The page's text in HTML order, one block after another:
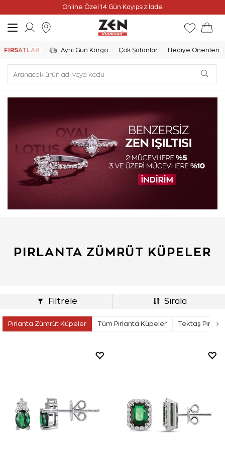
Online Özel Ücretsiz ve Sigortalı Teslimat
FIRSATLAR Aynı Gün Kargo Çok Satanlar Hediye Önerileri
PIRLANTA ZÜMRÜT KÜPELER
Filtrele Sırala
Tüm Pırlanta Küpeler Tektaş
Pırlanta Zümrüt Küpeler